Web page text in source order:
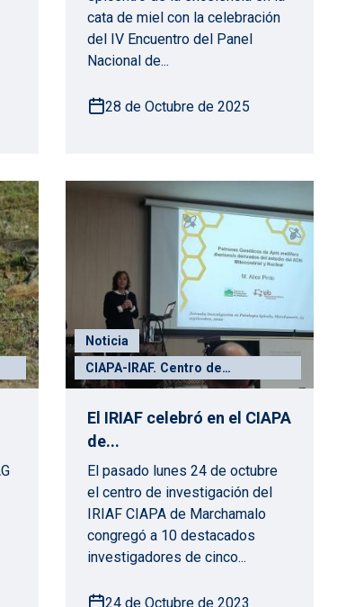
cata de miel con la celebración
del IV Encuentro del Panel
Nacional de...
28 de Octubre de 2025
Noticia
CIAPA-IRAF. Centro de
Investigación Apícola y
Agroambiental
El IRIAF celebró en el CIAPA
de...
El pasado lunes 24 de octubre
el centro de investigación del
IRIAF CIAPA de Marchamalo
congregó a 10 destacados
investigadores de cinco...
24 de Octubre de 2023